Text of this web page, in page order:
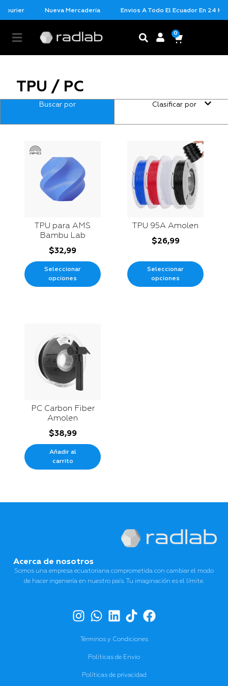
Nueva Mercadería Envios A Todo El Ecuador En 24
0
TPU / PC
Buscar por Clasificar por
TPU para AMS
Bambu Lab
$32,99
Seleccionar
opciones
TPU 95A Amolen
$26,99
Seleccionar
opciones
PC Carbon Fiber
Amolen
$38,99
Añadir al
carrito
Acerca de nosotros
Somos una empresa ecuatoriana comprometida con cambiar el modo
de hacer ingeniería en nuestro país. Tu imaginación es el límite.
Términos y Condiciones
Políticas de Envio
Políticas de privacidad